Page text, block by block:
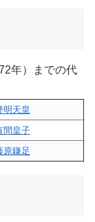
年）までの代
明天皇
間皇子
原鎌足